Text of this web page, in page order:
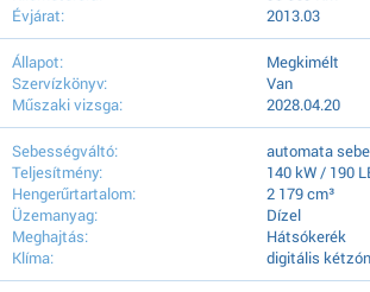
Évjárat:
2013.03
Állapot:
Megkimélt
Szervízkönyv:
Van
Műszaki vizsga:
2028.04.20
Sebességváltó:
automata
Teljesítmény:
140 kW / 190
Hengerűrtartalom:
2 179 cm³
Üzemanyag:
Dízel
Meghajtás:
Hátsókerék
Klíma:
digitális